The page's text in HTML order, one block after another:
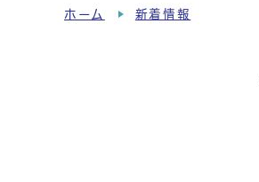
ホーム 新着情報